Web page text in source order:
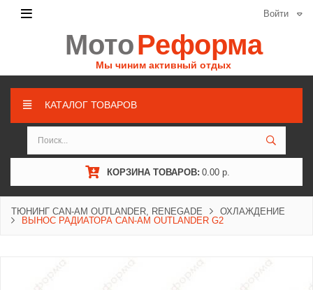
Войти
МотоРеформа
Мы чиним активный отдых
КАТАЛОГ ТОВАРОВ
КОРЗИНА ТОВАРОВ: 0.00 р.
ТЮНИНГ CAN-AM OUTLANDER, RENEGADE
ОХЛАЖДЕНИЕ
ВЫНОС РАДИАТОРА CAN-AM OUTLANDER G2